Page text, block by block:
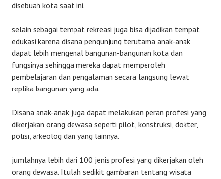
disebuah kota saat ini.
selain sebagai tempat rekreasi juga bisa dijadikan tempat
edukasi karena disana pengunjung terutama anak-anak
dapat lebih mengenal bangunan-bangunan kota dan
fungsinya sehingga mereka dapat memperoleh
pembelajaran dan pengalaman secara langsung lewat
replika bangunan yang ada.
Disana anak-anak juga dapat melakukan peran profesi yang
dikerjakan orang dewasa seperti pilot, konstruksi, dokter,
polisi, arkeolog dan yang lainnya.
jumlahnya lebih dari 100 jenis profesi yang dikerjakan oleh
orang dewasa. Itulah sedikit gambaran tentang wisata